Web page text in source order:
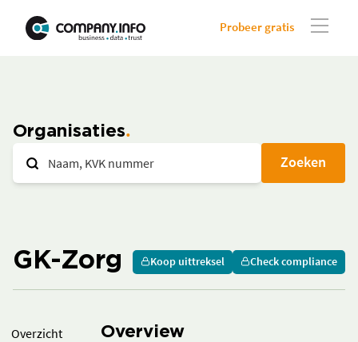
Probeer gratis
Organisaties
Zoeken
GK-Zorg Koop uittreksel Check compliance
Overzicht
Overview